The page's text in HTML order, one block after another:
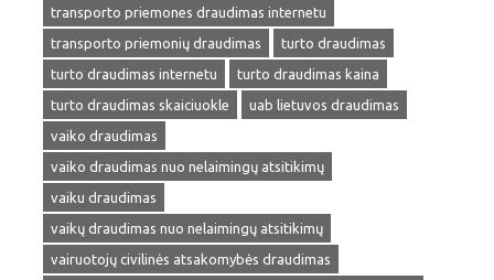
transporto priemones draudimas internetu
transporto priemonių draudimas
turto draudimas
turto draudimas internetu
turto draudimas kaina
turto draudimas skaiciuokle
uab lietuvos draudimas
vaiko draudimas
vaiko draudimas nuo nelaimingų atsitikimų
vaiku draudimas
vaikų draudimas nuo nelaimingų atsitikimų
vairuotojų civilinės atsakomybės draudimas